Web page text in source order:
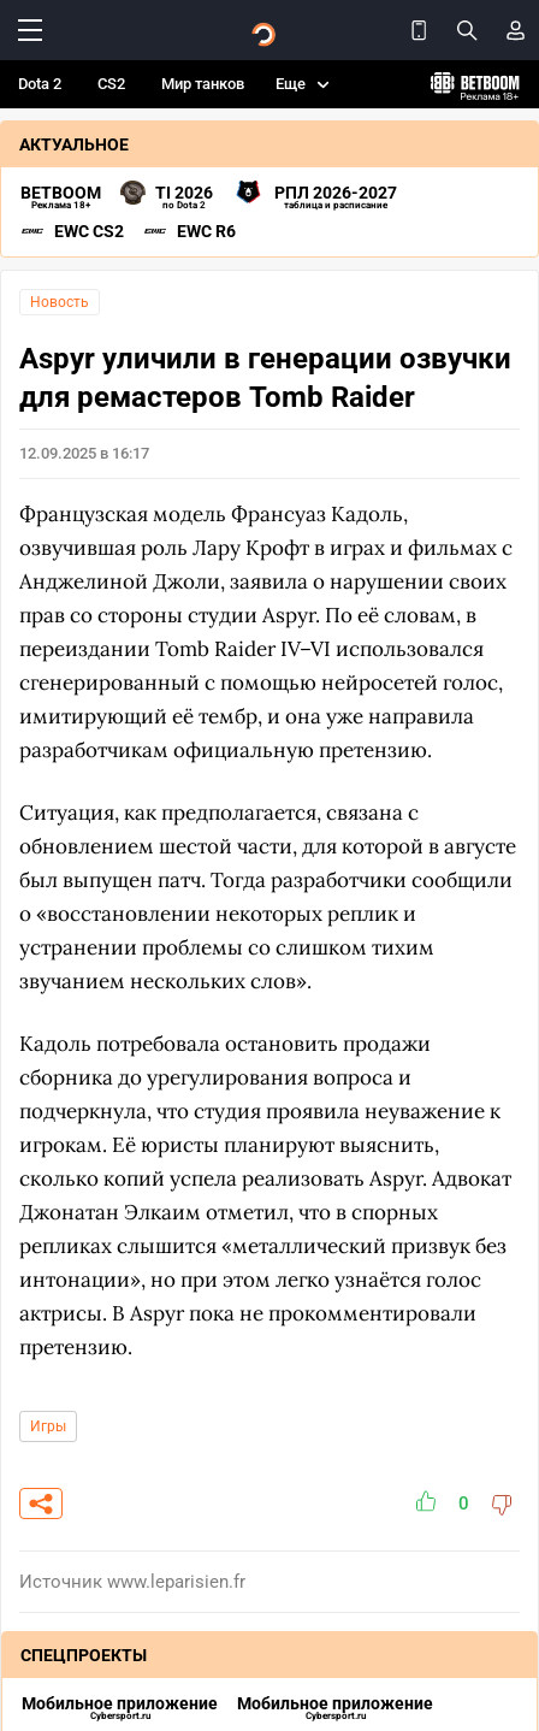
Dota 2 CS2 Мир танков Еще
АКТУАЛЬНОЕ
BETBOOM
Реклама 18+
TI 2026
по Dota 2
РПЛ 2026-2027
таблица и расписание
EWC CS2 EWC R6
Новость
Aspyr уличили в генерации озвучки
для ремастеров Tomb Raider
12.09.2025 в 16:17
Французская модель Франсуаз Кадоль,
озвучившая роль Лару Крофт в играх и фильмах с
Анджелиной Джоли, заявила о нарушении своих
прав со стороны студии Aspyr. По её словам, в
переиздании Tomb Raider IV–VI использовался
сгенерированный с помощью нейросетей голос,
имитирующий её тембр, и она уже направила
разработчикам официальную претензию.
Ситуация, как предполагается, связана с
обновлением шестой части, для которой в августе
был выпущен патч. Тогда разработчики сообщили
о «восстановлении некоторых реплик и
устранении проблемы со слишком тихим
звучанием нескольких слов».
Кадоль потребовала остановить продажи
сборника до урегулирования вопроса и
подчеркнула, что студия проявила неуважение к
игрокам. Её юристы планируют выяснить,
сколько копий успела реализовать Aspyr. Адвокат
Джонатан Элкаим отметил, что в спорных
репликах слышится «металлический призвук без
интонации», но при этом легко узнаётся голос
актрисы. В Aspyr пока не прокомментировали
претензию.
Игры
0
Источник www.leparisien.fr
СПЕЦПРОЕКТЫ
Мобильное приложение
Cybersport.ru
Мобильное приложение
Cybersport.ru